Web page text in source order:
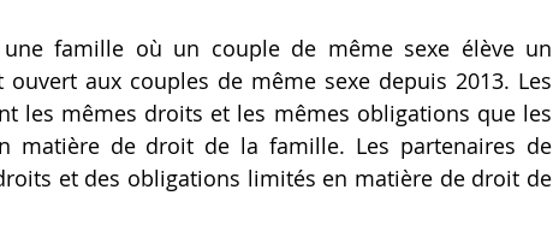
famille où un couple de même sexe élève un
ouvert aux couples de même sexe depuis 2013. Les
les mêmes droits et les mêmes obligations que les
matière de droit de la famille. Les partenaires de
et des obligations limités en matière de droit de